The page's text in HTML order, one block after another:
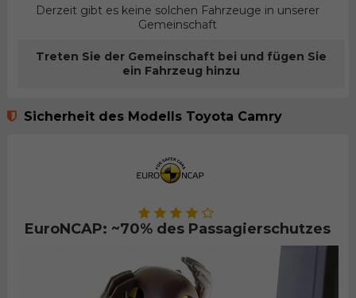
Derzeit gibt es keine solchen Fahrzeuge in unserer
Gemeinschaft
Treten Sie der Gemeinschaft bei und fügen Sie
ein Fahrzeug hinzu
Sicherheit des Modells Toyota Camry
EuroNCAP: ~70% des Passagierschutzes